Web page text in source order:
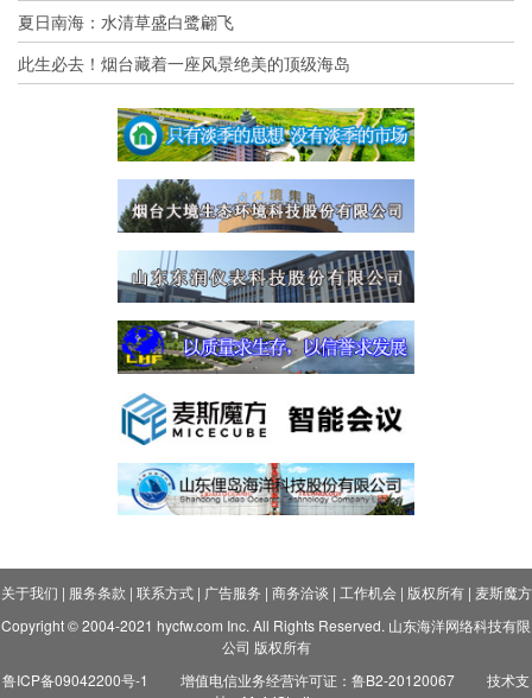
夏日南海：水清草盛白鹭翩飞
此生必去！烟台藏着一座风景绝美的顶级海岛
关于我们 | 服务条款 | 联系方式| 广告服务 | 商务洽谈 | 工作机会| 版权所有| 麦斯魔方
Copyright © 2004-2021 hycfw.com Inc. All Rights Reserved. 山东海洋网络科技有限
公司 版权所有
鲁ICP备09042200号-1
增值电信业务经营许可证：鲁B2-20120067
技术支